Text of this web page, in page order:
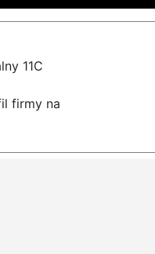
11C
firmy na